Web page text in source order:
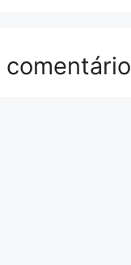
comentário